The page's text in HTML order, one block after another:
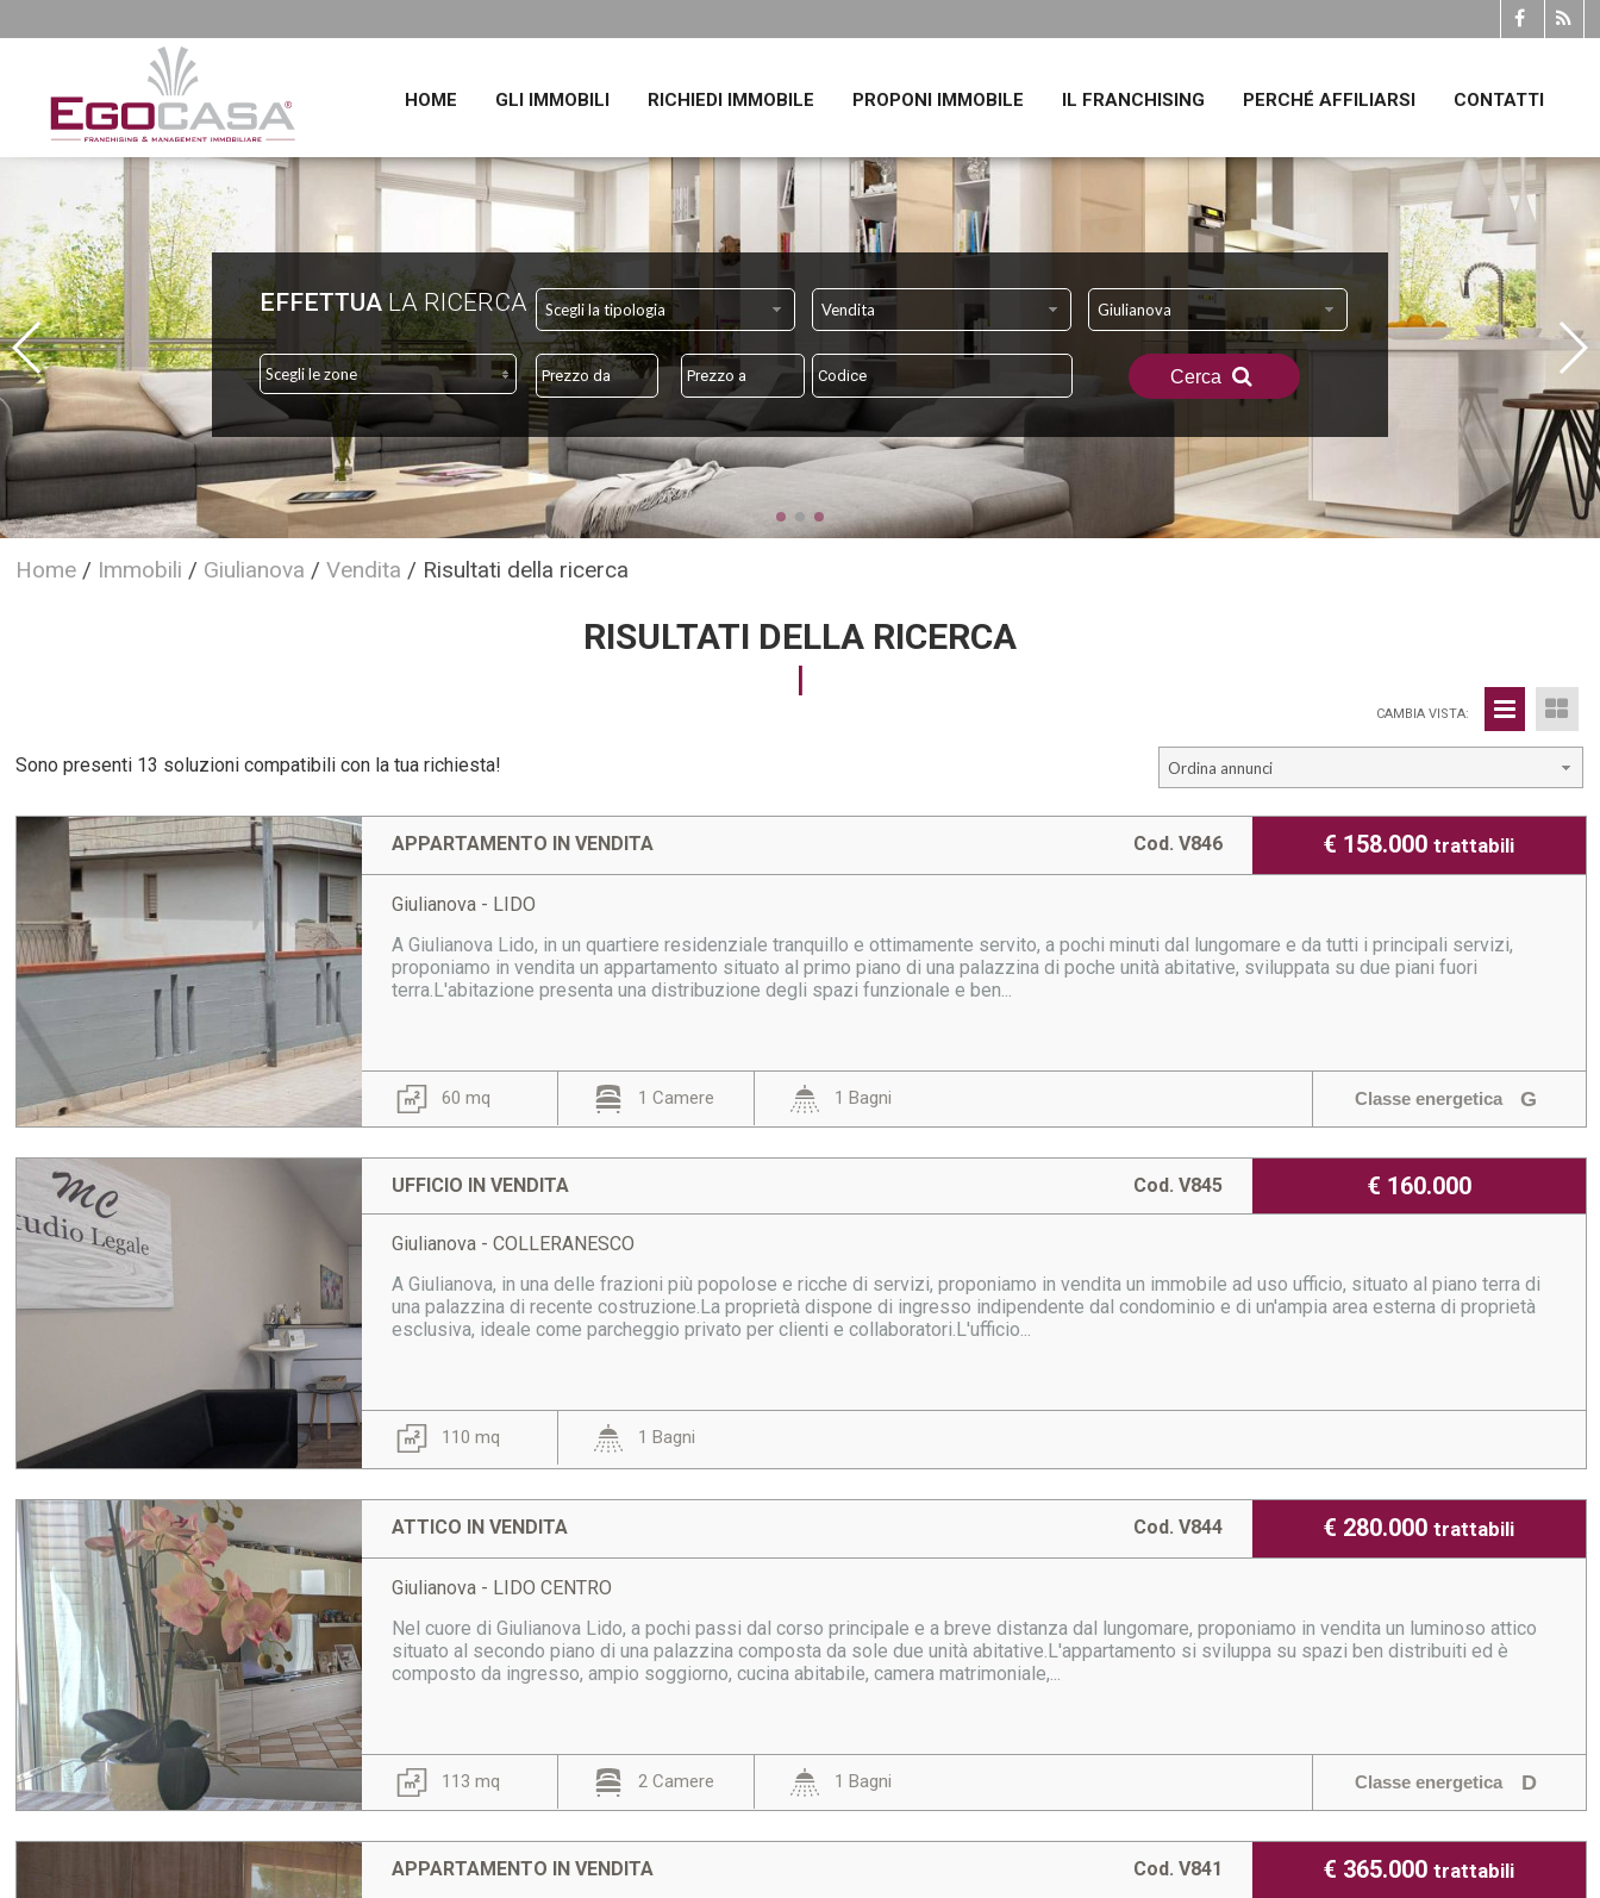
HOME GLI IMMOBILI RICHIEDI IMMOBILE PROPONI IMMOBILE IL FRANCHISING PERCHÉ AFFILIARSI CONTATTI
EFFETTUALA RICERCA Scegli la tipologia Vendita Giulianova
Scegli le zone Cerca
Home / Immobili / Giulianova /Vendita / Risultati della ricerca
RISULTATI DELLA RICERCA
CAMBIA VISTA:
Sono presenti 13 soluzioni compatibili con la tua richiesta! Ordina annunci
APPARTAMENTO IN VENDITA € 158.000trattabili
Cod. V846
Giulianova - LIDO
A Giulianova Lido, in un quartiere residenziale tranquillo e ottimamente servito, a pochi minuti dal lungomare e da tutti i principali servizi,
proponiamo in vendita un appartamento situato al primo piano di una palazzina di poche unità abitative, sviluppata su due piani fuori
terra.L'abitazione presenta una distribuzione degli spazi funzionale e ben...
60 mq 1 Camere 1 Bagni Classe energetica G
UFFICIO IN VENDITA € 160.000
Cod. V845
Giulianova - COLLERANESCO
A Giulianova, in una delle frazioni più popolose e ricche di servizi, proponiamo in vendita un immobile ad uso ufficio, situato al piano terra di
una palazzina di recente costruzione.La proprietà dispone di ingresso indipendente dal condominio e di un'ampia area esterna di proprietà
esclusiva, ideale come parcheggio privato per clienti e collaboratori.L'ufficio...
110 mq 1 Bagni
ATTICO IN VENDITA € 280.000trattabili
Cod. V844
Giulianova - LIDO CENTRO
Nel cuore di Giulianova Lido, a pochi passi dal corso principale e a breve distanza dal lungomare, proponiamo in vendita un luminoso attico
situato al secondo piano di una palazzina composta da sole due unità abitative.L'appartamento si sviluppa su spazi ben distribuiti ed è
composto da ingresso, ampio soggiorno, cucina abitabile, camera matrimoniale,...
113 mq 2 Camere 1 Bagni Classe energetica D
APPARTAMENTO IN VENDITA € 365.000trattabili
Cod. V841